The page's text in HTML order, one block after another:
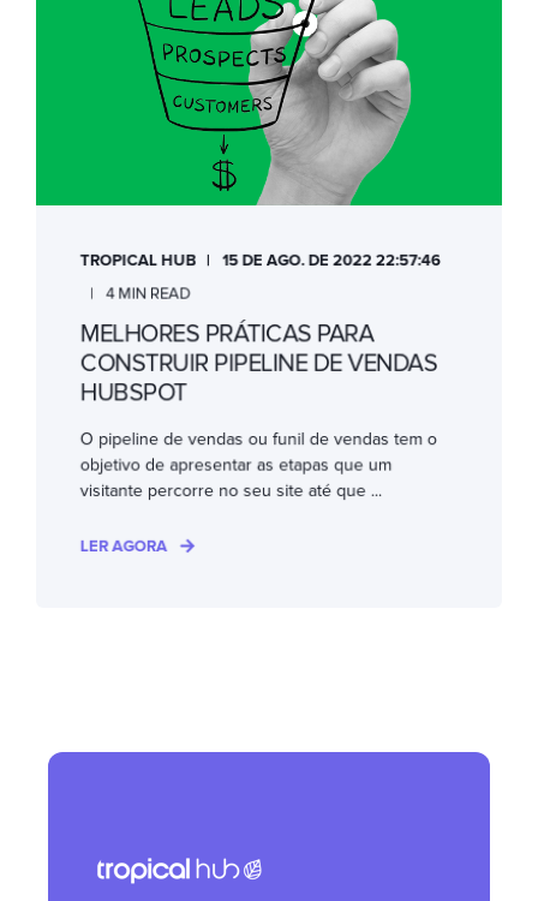
TROPICAL HUB
15 DE AGO. DE 2022 22:57:46
4 MIN READ
MELHORES PRÁTICAS PARA
CONSTRUIR PIPELINE DE VENDAS
HUBSPOT
O pipeline de vendas ou funil de vendas tem o
objetivo de apresentar as etapas que um
visitante percorre no seu site até que ...
LER AGORA